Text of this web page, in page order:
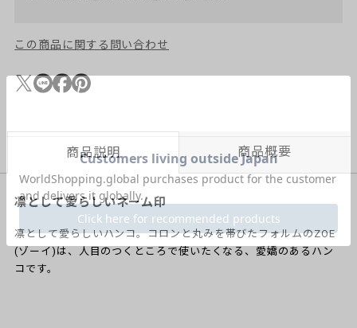
この商品に関する問い合わせ
商品説明 商品概要
凛として愛らしいネーム印
凛として愛らしいハンコ。コロンと丸みを帯びたフォルムのZOE
(ゾーイ)は、人目のつくところで使いたくなる、愛嬌のあるハン
コです。